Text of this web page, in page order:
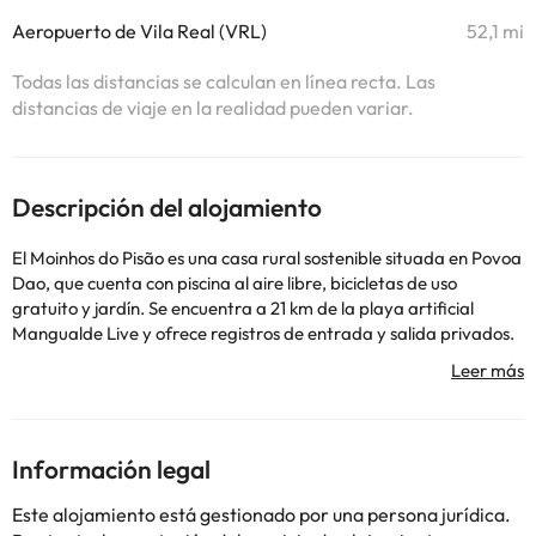
Aeropuerto de Vila Real (VRL) 52,1 mi
Todas las distancias se calculan en línea recta. Las
distancias de viaje en la realidad pueden variar.
Descripción del alojamiento
El Moinhos do Pisão es una casa rural sostenible situada en Povoa
Dao, que cuenta con piscina al aire libre, bicicletas de uso
gratuito y jardín. Se encuentra a 21 km de la playa artificial
Mangualde Live y ofrece registros de entrada y salida privados.
Esta casa rural cuenta con zona de picnic y recepción 24 horas.
estar con TV de pantalla plana, así como aire acondicionado y
calefacción. Algunos alojamientos están equipados con cafetera
y vino o champán. Todos los días se sirve un desayuno continental
Información legal
Este alojamiento está gestionado por una persona jurídica.